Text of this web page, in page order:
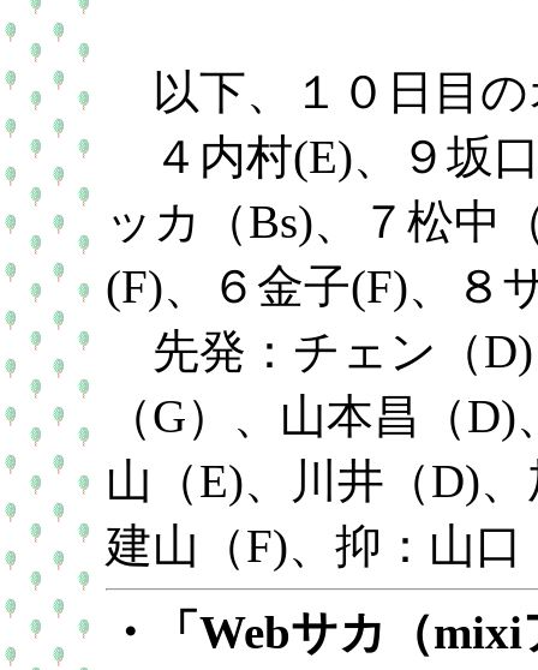
以下、１０日目の
４内村(E)、９坂
ッカ（Bs)、７松中
(F)、６金子(F)、８
先発：チェン（
（G）、山本昌（
山（E)、川井（D)
建山（F)、抑：山口
・「Webサカ（